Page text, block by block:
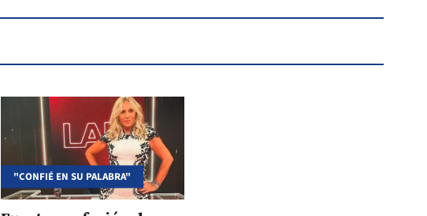
"CONFIÉ EN SU PALABRA"